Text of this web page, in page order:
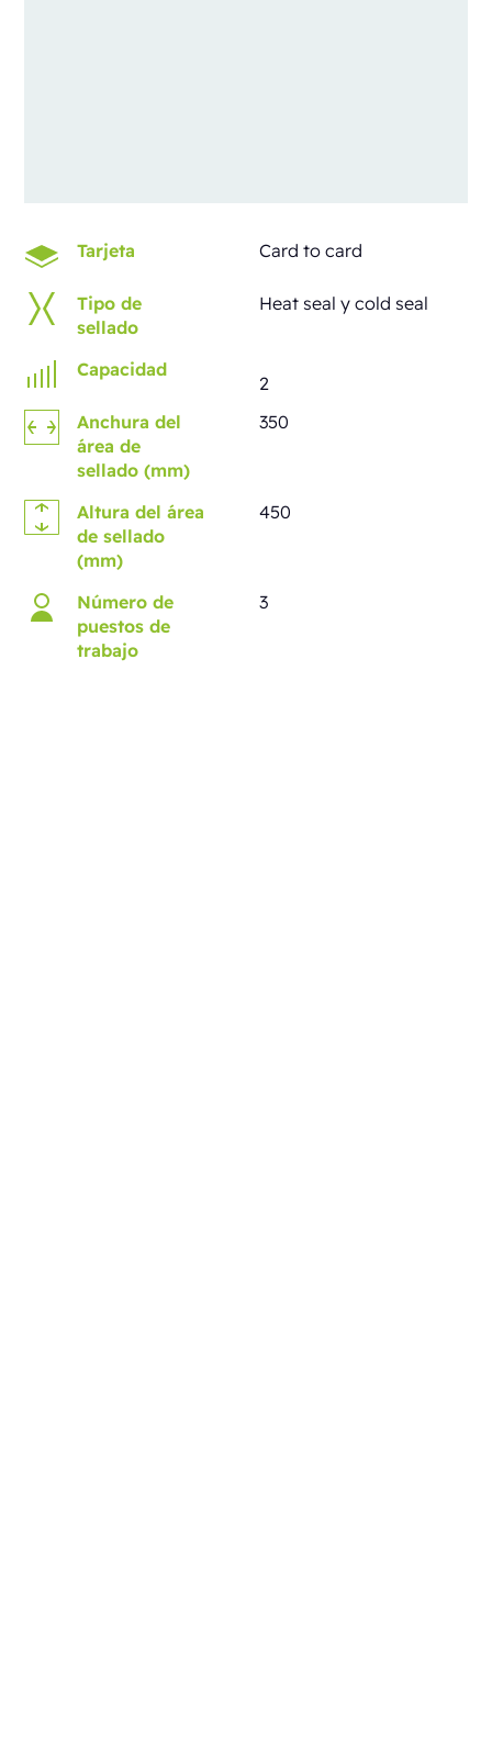
Tarjeta Card to card
Tipo de
sellado
Heat seal y cold seal
Capacidad
2
Anchura del
área de
sellado (mm)
350
Altura del área
de sellado
(mm)
450
Número de
puestos de
trabajo
3